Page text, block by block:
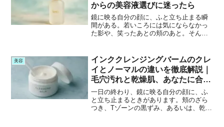
からの美容液選びに迷ったら
鏡に映る自分の顔に、ふと立ち止まる瞬
間がある。若いころには気にならなかっ
た影や、笑ったあとの頬のあと。そんな
択肢がそっと浮かび上がる。なかでも
「エリクシール」の2つの美...
美容
インククレンジングバームのクレ
イとノーマルの違いを徹底解説｜
毛穴汚れと乾燥肌、あなたに合う
のは？
一日の終わり、鏡に映る自分の顔に、ふ
と立ち止まるときがあります。頬のざら
つき、Tゾーンの黒ずみ、あるいは、乾い